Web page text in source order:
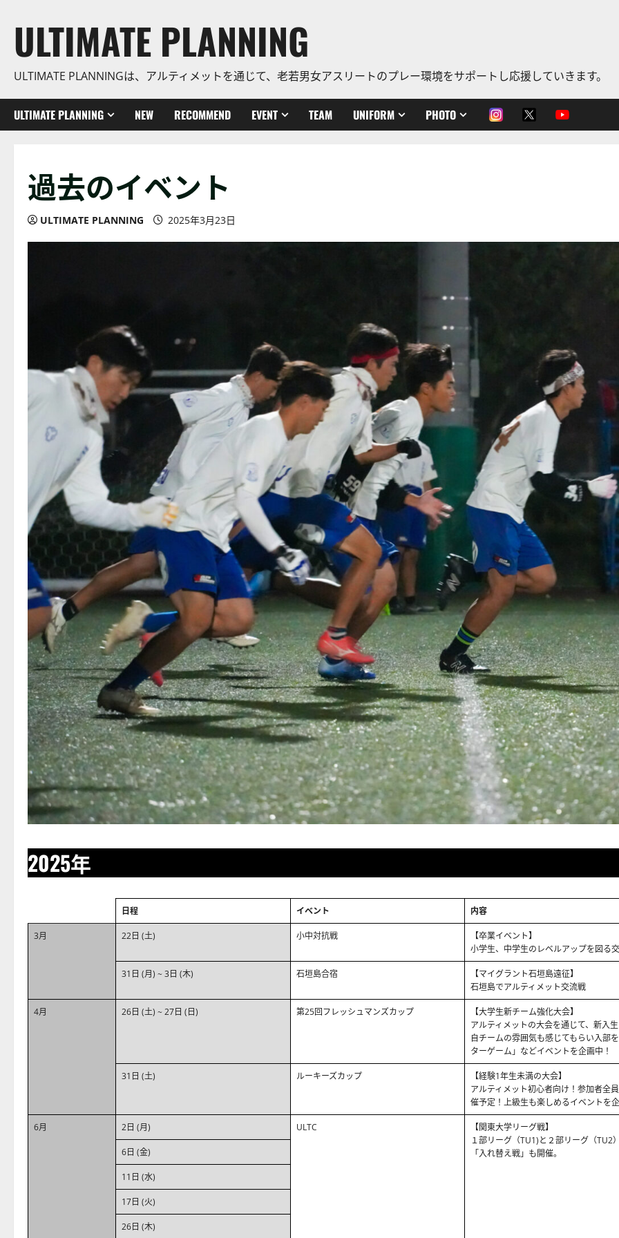
キ
ULTIMATE PLANNING
ULTIMATE PLANNINGは、アルティメットを通じて、老若男女アスリートのプレー環境をサポートし応援していきます。
ULTIMATE PLANNING NEW RECOMMEND EVENT TEAM UNIFORM PHOTO
過去のイベント
ULTIMATE PLANNING 2025年3月23日
2025年
日程 イベント 内容
3月 22日 (土) 小中対抗戦
【卒業イベント】
小学生、中学生のレベルアップを図る
31日 (月) ~ 3日 (木) 石垣島合宿
【マイグラント石垣島遠征】
石垣島でアルティメット交流戦
4月 26日 (土) ~ 27日 (日) 第25回フレッシュマンズカップ
【大学生新チーム強化大会】
アルティメットの大会を通じて、新入
自チームの雰囲気も感じてもらい入部
ターゲーム」などイベントを企画中！
31日 (土) ルーキーズカップ
【経験1年生未満の大会】
アルティメット初心者向け！参加者全
催予定！上級生も楽しめるイベントを
6月 2日 (月) ULTC
【関東大学リーグ戦】
１部リーグ（TU1)と２部リーグ（TU2
「入れ替え戦」も開催。
6日 (金)
11日 (水)
17日 (火)
26日 (木)